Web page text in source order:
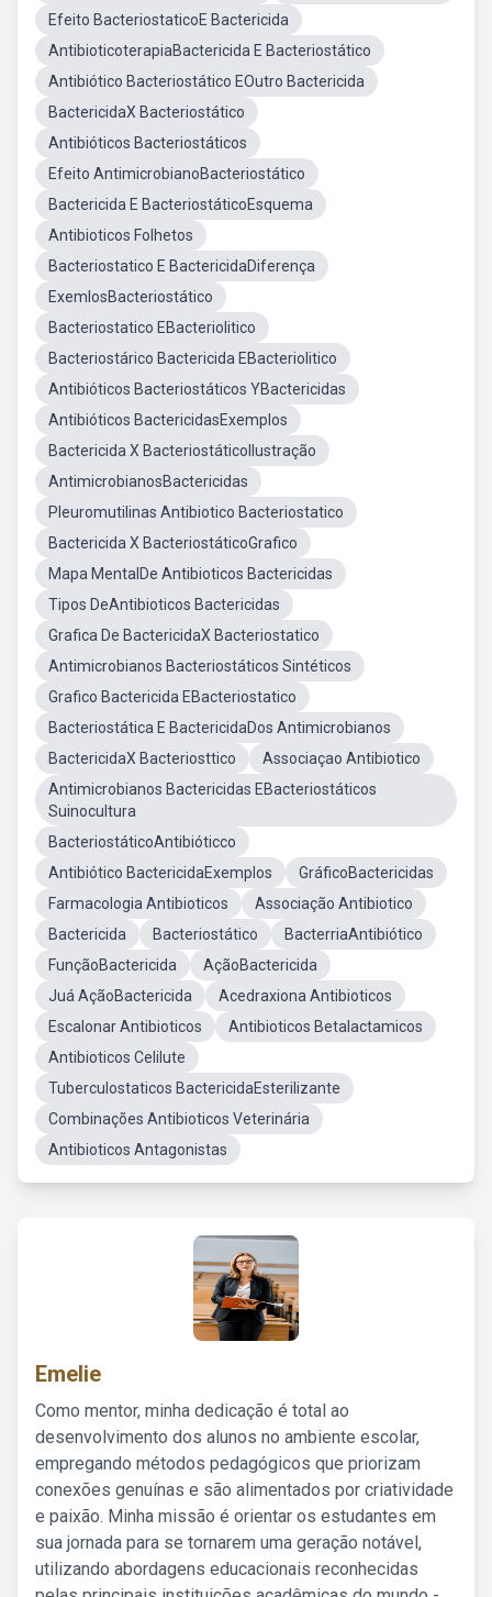
Efeito BacteriostaticoE Bactericida
AntibioticoterapiaBactericida E Bacteriostático
Antibiótico Bacteriostático EOutro Bactericida
BactericidaX Bacteriostático
Antibióticos Bacteriostáticos
Efeito AntimicrobianoBacteriostático
Bactericida E BacteriostáticoEsquema
Antibioticos Folhetos
Bacteriostatico E BactericidaDiferença
ExemlosBacteriostático
Bacteriostatico EBacteriolitico
Bacteriostárico Bactericida EBacteriolitico
Antibióticos Bacteriostáticos YBactericidas
Antibióticos BactericidasExemplos
Bactericida X BacteriostáticoIlustração
AntimicrobianosBactericidas
Pleuromutilinas Antibiotico Bacteriostatico
Bactericida X BacteriostáticoGrafico
Mapa MentalDe Antibioticos Bactericidas
Tipos DeAntibioticos Bactericidas
Grafica De BactericidaX Bacteriostatico
Antimicrobianos Bacteriostáticos Sintéticos
Grafico Bactericida EBacteriostatico
Bacteriostática E BactericidaDos Antimicrobianos
BactericidaX Bacteriosttico
Associaçao Antibiotico
Antimicrobianos Bactericidas EBacteriostáticos
Suinocultura
BacteriostáticoAntibióticco
Antibiótico BactericidaExemplos
GráficoBactericidas
Farmacologia Antibioticos
Associação Antibiotico
Bactericida
Bacteriostático
BacterriaAntibiótico
FunçãoBactericida
AçãoBactericida
Juá AçãoBactericida
Acedraxiona Antibioticos
Escalonar Antibioticos
Antibioticos Betalactamicos
Antibioticos Celilute
Tuberculostaticos BactericidaEsterilizante
Combinações Antibioticos Veterinária
Antibioticos Antagonistas
Emelie
Como mentor, minha dedicação é total ao
desenvolvimento dos alunos no ambiente escolar,
empregando métodos pedagógicos que priorizam
conexões genuínas e são alimentados por criatividade
e paixão. Minha missão é orientar os estudantes em
sua jornada para se tornarem uma geração notável,
utilizando abordagens educacionais reconhecidas